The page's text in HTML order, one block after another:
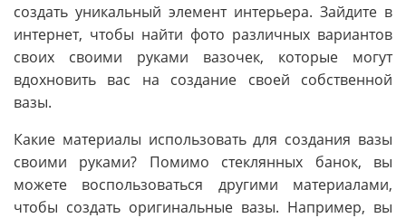
создать уникальный элемент интерьера. Зайдите в
интернет, чтобы найти фото различных вариантов
своих своими руками вазочек, которые могут
вдохновить вас на создание своей собственной
вазы.
Какие материалы использовать для создания вазы
своими руками? Помимо стеклянных банок, вы
можете воспользоваться другими материалами,
чтобы создать оригинальные вазы. Например, вы